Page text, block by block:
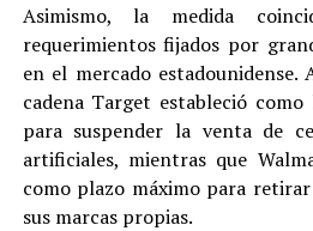
Asimismo, la medida
requerimientos fijados por
en el mercado estadounidense.
cadena Target estableció
para suspender la venta de
artificiales, mientras que
como plazo máximo para
sus marcas propias.